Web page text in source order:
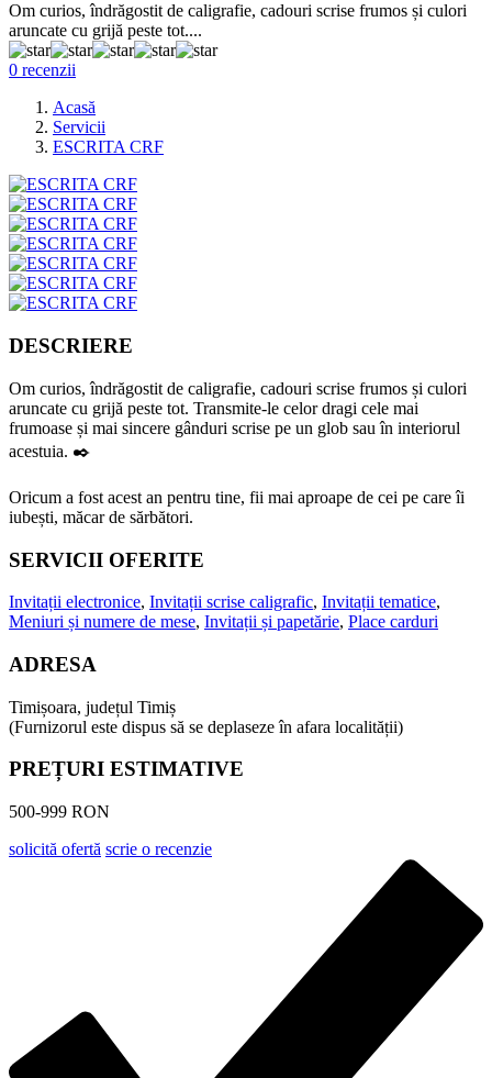
Om curios, îndrăgostit de caligrafie, cadouri scrise frumos și culori
aruncate cu grijă peste tot....
0 recenzii
Acasă
Servicii
ESCRITA CRF
DESCRIERE
Om curios, îndrăgostit de caligrafie, cadouri scrise frumos și culori
aruncate cu grijă peste tot. Transmite-le celor dragi cele mai
frumoase și mai sincere gânduri scrise pe un glob sau în interiorul
acestuia. ✒️
Oricum a fost acest an pentru tine, fii mai aproape de cei pe care îi
iubești, măcar de sărbători.
SERVICII OFERITE
Invitații electronice, Invitații scrise caligrafic, Invitații tematice,
Meniuri și numere de mese, Invitații și papetărie, Place carduri
ADRESA
Timișoara, județul Timiș
(Furnizorul este dispus să se deplaseze în afara localității)
PREȚURI ESTIMATIVE
500-999 RON
solicită ofertă scrie o recenzie